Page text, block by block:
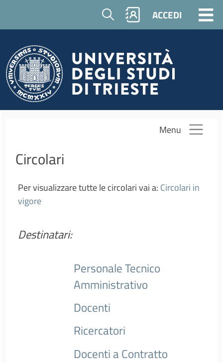
Salta al contenuto principale
Cerca ACCEDI
Menu
Circolari
Per visualizzare tutte le circolari vai a: Circolari in
vigore
Destinatari:
Personale Tecnico
Amministrativo
Docenti
Ricercatori
Docenti a Contratto